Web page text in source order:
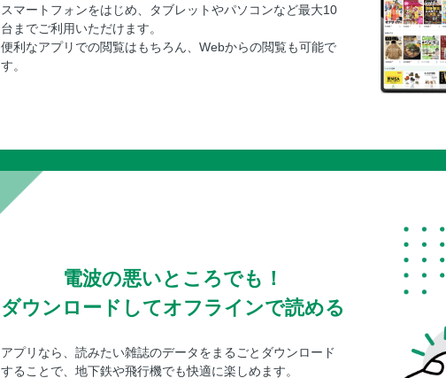
ごぼうとベーコン
れんこんのひき肉
デパ地下風れんこ
れんこんと明太子
大人のポテサラ／
鯛と玉ねぎのカル
丸ごと玉ねぎのレ
もやしあんかけ焼
もやしとハムのピ
しいたけと鮭の炊
しいたけのベーコ
スマートフォンをはじめ、タブレットやパソコンなど最大10
台までご利用いただけます。
便利なアプリでの閲覧はもちろん、Webからの閲覧も可能で
す。
電波の悪いところでも！
ダウンロードしてオフラインで読める
アプリなら、読みたい雑誌のデータをまるごとダウンロード
することで、地下鉄や飛行機でも快適に楽しめます。